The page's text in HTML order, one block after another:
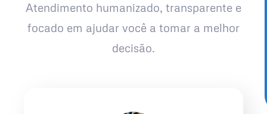
Atendimento humanizado, transparente e
focado em ajudar você a tomar a melhor
decisão.